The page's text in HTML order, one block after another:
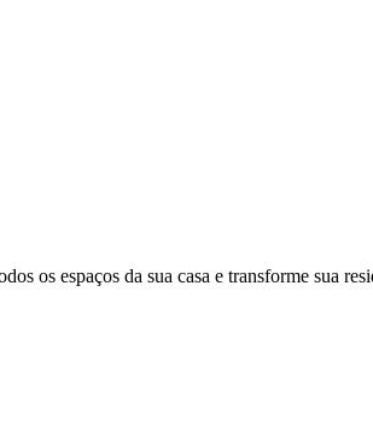
os espaços da sua casa e transforme sua